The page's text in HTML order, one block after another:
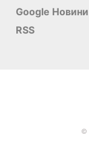
Google Новини
RSS
©